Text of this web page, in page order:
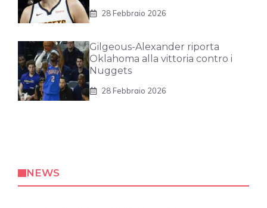
28 Febbraio 2026
Gilgeous-Alexander riporta
Oklahoma alla vittoria contro i
Nuggets
28 Febbraio 2026
NEWS